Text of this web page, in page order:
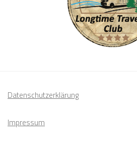
Datenschutzerklärung
Impressum